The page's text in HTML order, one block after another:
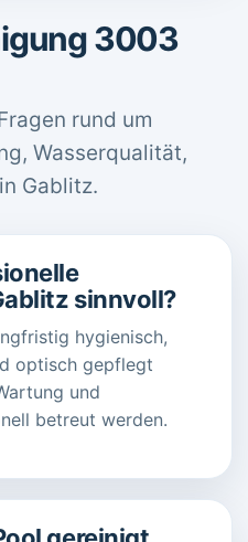
3003
rund um
Wasserqualität,
Gablitz.
sinnvoll?
hygienisch,
optisch gepflegt
und
betreut werden.